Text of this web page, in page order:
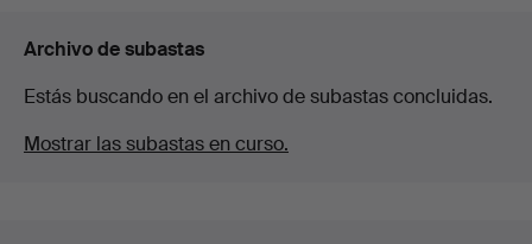
Archivo de subastas
Estás buscando en el archivo de subastas concluidas.
Mostrar las subastas en curso.